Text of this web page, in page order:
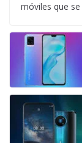
móviles que